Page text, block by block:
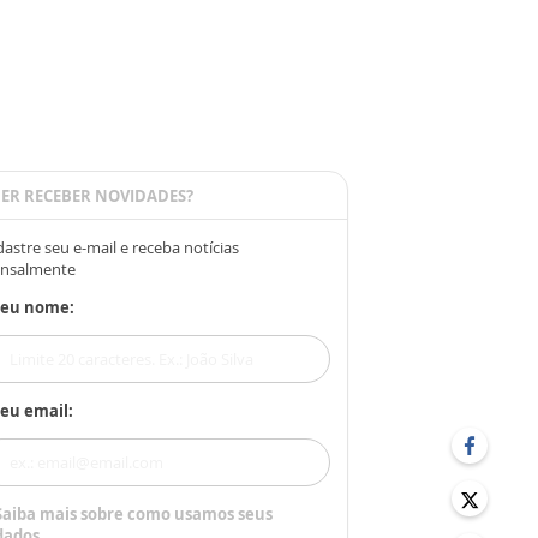
RECEBER NOVIDADES?
seu e-mail e receba notícias
nome:
email:
mais sobre como usamos seus